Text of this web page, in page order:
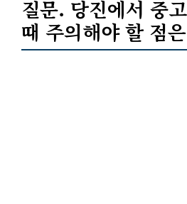
질문. 당진에서 중
때 주의해야 할 점